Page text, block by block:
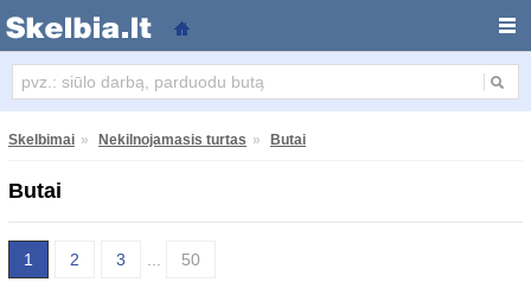
Skelbimai » Nekilnojamasis turtas » Butai
Butai
1 2 3 50